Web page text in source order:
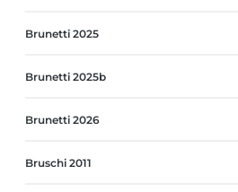
Brunetti 2025
Brunetti 2025b
Brunetti 2026
Bruschi 2011